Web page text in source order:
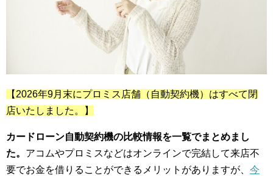
【2026年9月末にプロミス店舗（自動契約機）はすべて閉
店いたしました。】
カードローン自動契約機の比較情報を一覧でまとめまし
た。 アコムやプロミスなどはオンラインで完結して来店不
要でお金を借りることができるメリットがありますが、 今